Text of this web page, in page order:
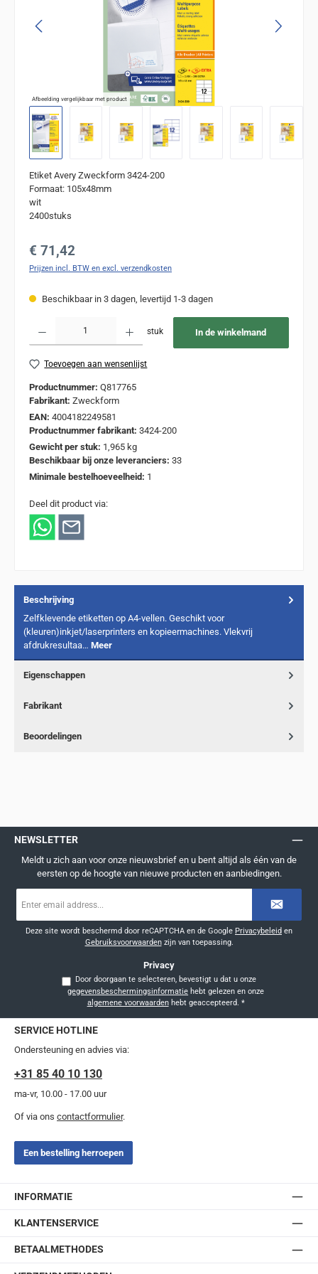
Afbeelding vergelijkbaar met product
Etiket Avery Zweckform 3424-200
Formaat: 105x48mm
wit
2400stuks
Normale prijs:
€ 71,42
Prijzen incl. BTW en excl. verzendkosten
Beschikbaar in 3 dagen, levertijd 1-3 dagen
stuk In de winkelmand
Toevoegen aan wensenlijst
Productnummer: Q817765
Fabrikant: Zweckform
EAN: 4004182249581
Productnummer fabrikant: 3424-200
Gewicht per stuk: 1,965 kg
Beschikbaar bij onze leveranciers: 33
Minimale bestelhoeveelheid: 1
Deel dit product via:
Beschrijving
Zelfklevende etiketten op A4-vellen. Geschikt voor
(kleuren)inkjet/laserprinters en kopieermachines. Vlekvrij
afdrukresultaa… Meer
Eigenschappen
Fabrikant
Beoordelingen
NEWSLETTER
Meldt u zich aan voor onze nieuwsbrief en u bent altijd als één van de
eersten op de hoogte van nieuwe producten en aanbiedingen.
mailadres
Deze site wordt beschermd door reCAPTCHA en de Google Privacybeleid en
Gebruiksvoorwaardenzijn van toepassing.
Privacy
Door doorgaan te selecteren, bevestigt u dat u onze
gegevensbeschermingsinformatie
algemene voorwaardenhebt geaccepteerd. *
SERVICE HOTLINE
Ondersteuning en advies via:
+31 85 40 10 130
ma-vr, 10.00 - 17.00 uur
Of via ons contactformulier.
Een bestelling herroepen
INFORMATIE
KLANTENSERVICE
BETAALMETHODES